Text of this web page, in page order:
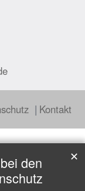
Kontakt
den
✕